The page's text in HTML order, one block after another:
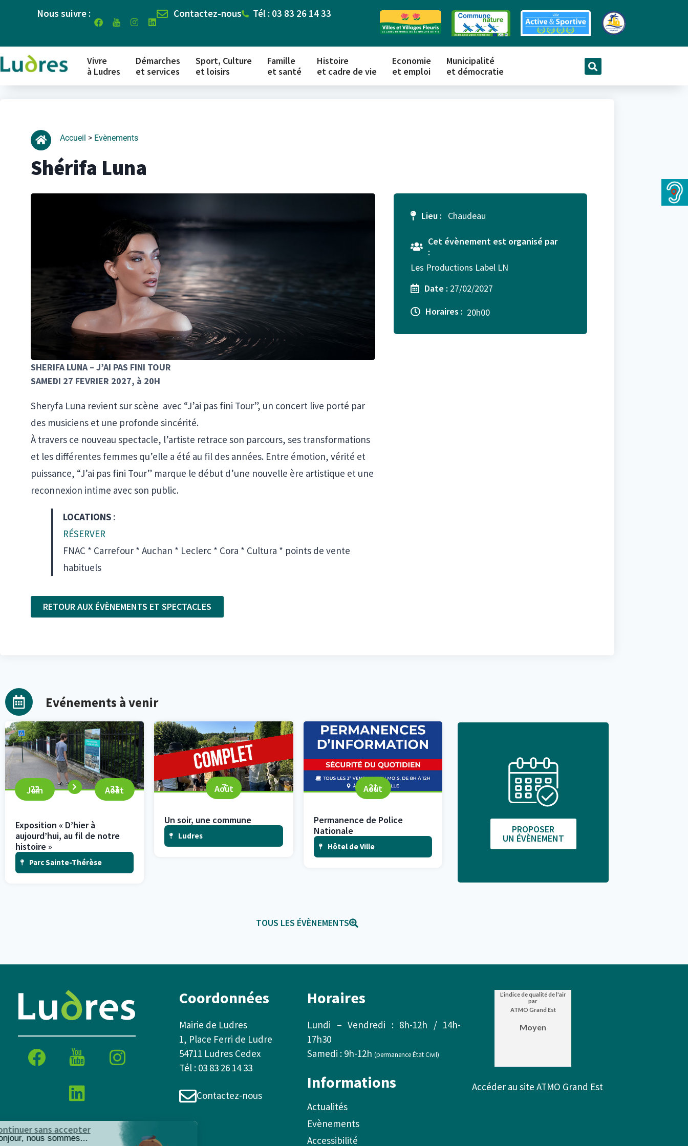
Nous suivre : Contactez-nous Tél : 03 83 26 14 33
Vivre
à Ludres
Démarches
et services
Sport, Culture
et loisirs
Famille
et santé
Histoire
et cadre de vie
Economie
et emploi
Municipalité
et démocratie
Accueil > Evènements
Shérifa Luna
SHERIFA LUNA – J’AI PAS FINI TOUR
SAMEDI 27 FEVRIER 2027, à 20H
Sheryfa Luna revient sur scène avec “J’ai pas fini Tour”, un concert live porté par
des musiciens et une profonde sincérité.
À travers ce nouveau spectacle, l’artiste retrace son parcours, ses transformations
et les différentes femmes qu’elle a été au fil des années. Entre émotion, vérité et
puissance, “J’ai pas fini Tour” marque le début d’une nouvelle ère artistique et une
reconnexion intime avec son public.
LOCATIONS :
RÉSERVER
FNAC * Carrefour * Auchan * Leclerc * Cora * Cultura * points de vente
habituels
RETOUR AUX ÉVÈNEMENTS ET SPECTACLES
Lieu : Chaudeau
Cet évènement est organisé par
:
Les Productions Label LN
Date : 27/02/2027
Horaires : 20h00
Evénements à venir
22
Juin 31
Août
Exposition « D’hier à
aujourd’hui, au fil de notre
histoire »
Parc Sainte-Thérèse
7
Août
Un soir, une commune
Ludres
21
Août
Permanence de Police
Nationale
Hôtel de Ville
PROPOSER
UN ÉVÈNEMENT
TOUS LES ÉVÈNEMENTS
Coordonnées
Mairie de Ludres
1, Place Ferri de Ludre
54711 Ludres Cedex
Tél : 03 83 26 14 33
Contactez-nous
Horaires
Lundi – Vendredi : 8h-12h / 14h-
17h30
Samedi : 9h-12h (permanence État Civil)
Informations
Actualités
Evènements
Accessibilité
Accéder au site ATMO Grand Est
Continuer sans accepter
Bonjour, nous sommes...